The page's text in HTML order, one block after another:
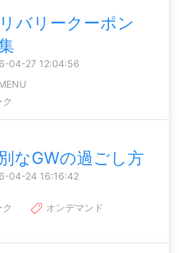
バリークーポン
04-27 12:04:56
なGWの過ごし方
04-24 16:16:42
オンデマンド